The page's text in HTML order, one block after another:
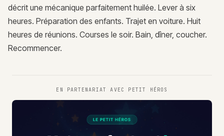
décrit une mécanique parfaitement huilée. Lever à six
heures. Préparation des enfants. Trajet en voiture. Huit
heures de réunions. Courses le soir. Bain, dîner, coucher.
Recommencer.
EN PARTENARIAT AVEC PETIT HÉROS